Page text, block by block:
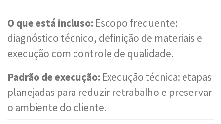
O que está incluso: Escopo frequente:
diagnóstico técnico, definição de materiais e
execução com controle de qualidade.
Padrão de execução: Execução técnica: etapas
planejadas para reduzir retrabalho e preservar
o ambiente do cliente.